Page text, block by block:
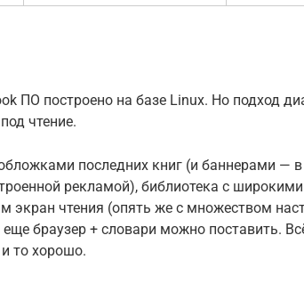
ПО построено на базе Linux. Но подход
чтение.
последних книг (и баннерами — в
рекламой), библиотека с
экран чтения (опять же с множеством
браузер + словари можно поставить.
то хорошо.